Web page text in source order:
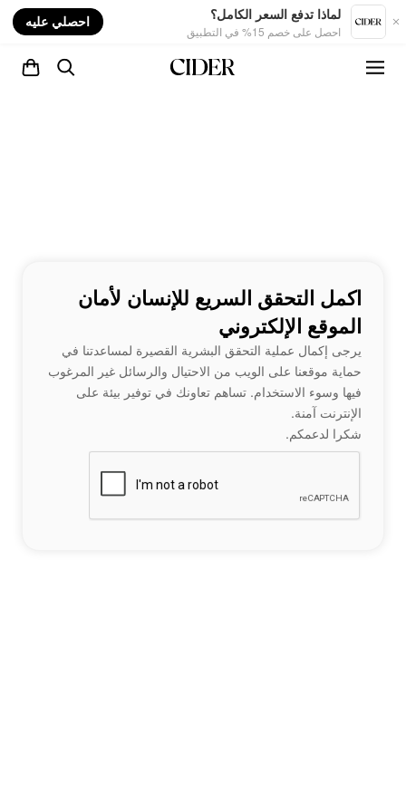
لماذا تدفع السعر الكامل؟
احصل على خصم 15% في التطبيق
احصلي عليه
اكمل التحقق السريع للإنسان لأمان
الموقع الإلكتروني
يرجى إكمال عملية التحقق البشرية القصيرة لمساعدتنا في
حماية موقعنا على الويب من الاحتيال والرسائل غير المرغوب
فيها وسوء الاستخدام. تساهم تعاونك في توفير بيئة على
الإنترنت آمنة.
شكرا لدعمكم.